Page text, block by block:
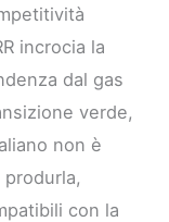
incrocia la
dal gas
verde,
non è
con la